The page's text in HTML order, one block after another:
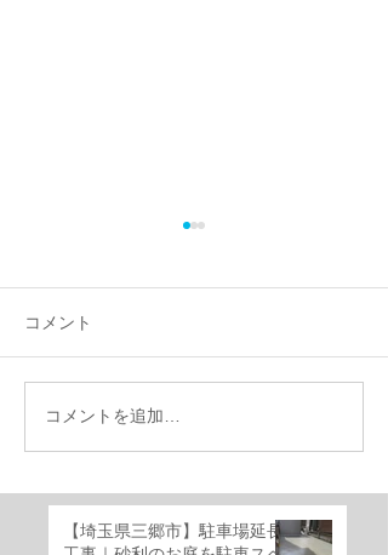
【施工事例】千葉県船橋
市で外構リフォーム｜機
ススライド門扉・三協ア
ルミ レジリアフェンス設
コメント
コメントを追加…
【埼玉県三郷市】駐車場延長